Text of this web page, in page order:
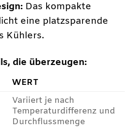
Das kompakte
eine platzsparende
Kühlers.
die überzeugen:
WERT
Variiert je nach
Temperaturdifferenz und
Durchflussmenge